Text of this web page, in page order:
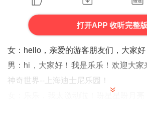
打开APP 收听完整版
女：hello，亲爱的游客朋友们，大家好
男：hi，大家好！我是乐乐！欢迎大家
神奇世界--上海迪士尼乐园！